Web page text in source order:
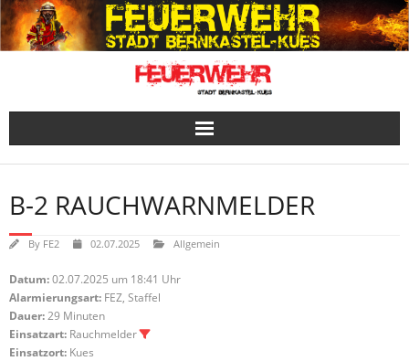
Skip
to
content
B-2 RAUCHWARNMELDER
By FE2 02.07.2025 Allgemein
Datum:02.07.2025 um 18:41 Uhr
Alarmierungsart: FEZ, Staffel
Dauer:29 Minuten
Einsatzart: Rauchmelder
Einsatzort: Kues